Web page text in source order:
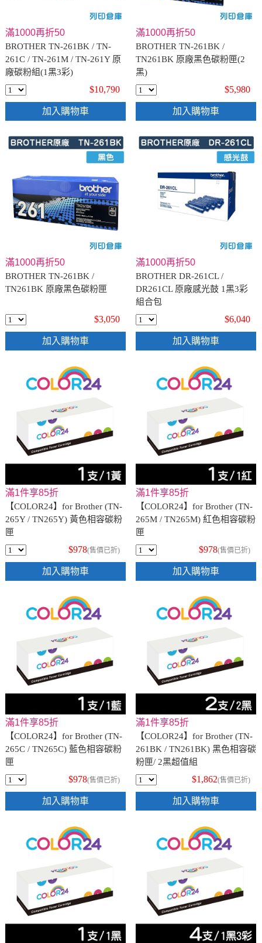
滿1000再折50
BROTHER TN-261BK / TN-
261C / TN-261M / TN-261Y 原
廠碳粉組(1黑3彩)
$10,790
加入購物車
滿1000再折50
BROTHER TN-261BK /
TN261BK 原廠黑色碳粉匣(2
黑)
$5,980
加入購物車
滿1000再折50
BROTHER TN-261BK /
TN261BK 原廠黑色碳粉匣
$3,050
加入購物車
滿1000再折50
BROTHER DR-261CL /
DR261CL 原廠感光鼓 1黑3彩
組合包
$6,040
加入購物車
滿1件享85折
【COLOR24】for Brother (TN-
265Y / TN265Y) 黃色相容碳粉
匣
$978(售價已折)
加入購物車
滿1件享85折
【COLOR24】for Brother (TN-
265M / TN265M) 紅色相容碳粉
匣
$978(售價已折)
加入購物車
滿1件享85折
【COLOR24】for Brother (TN-
265C / TN265C) 藍色相容碳粉
匣
$978(售價已折)
加入購物車
滿1件享85折
【COLOR24】for Brother (TN-
261BK / TN261BK) 黑色相容碳
粉匣/ 2黑超值組
$1,862(售價已折)
加入購物車